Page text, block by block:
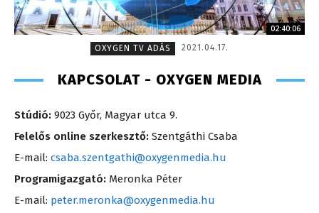
02:40:06
OXYGEN TV ADÁS
2021.04.17.
KAPCSOLAT - OXYGEN MEDIA
Stúdió: 9023 Győr, Magyar utca 9.
Felelős online szerkesztő: Szentgáthi Csaba
E-mail: csaba.szentgathi@oxygenmedia.hu
Programigazgató: Meronka Péter
E-mail: peter.meronka@oxygenmedia.hu